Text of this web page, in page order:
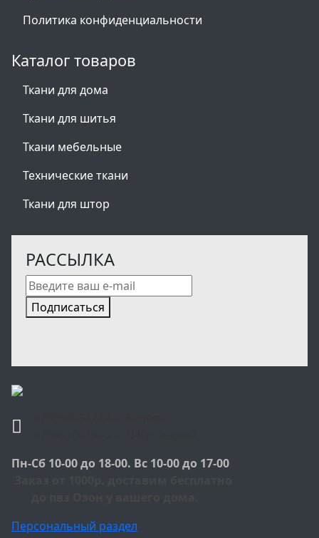
Политика конфиденциальности
Каталог товаров
Ткани для дома
Ткани для шитья
Ткани мебельные
Технические ткани
Ткани для штор
РАССЫЛКА
Подписаться
Пн-Сб 10-00 до 18-00. Вс 10-00 до 17-00
Персональный раздел